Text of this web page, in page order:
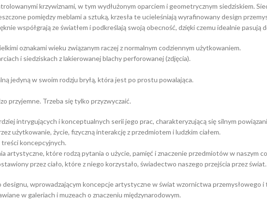
krzywiznami, w tym wydłużonym oparciem i geometrycznym siedziskiem.
pomiędzy meblami a sztuką, krzesła te ucieleśniają wyrafinowany design
współgrają ze światłem i podkreślają swoją obecność, dzięki czemu idealnie
oznakami wieku związanym raczej z normalnym codziennym użytkowaniem.
i siedziskach z lakierowanej blachy perforowanej (zdjęcia).
jedyną w swoim rodzju bryłą, która jest po prostu powalająca.
przyjemne. Trzeba się tylko przyzwyczaić.
intrygujących i konceptualnych serii jego prac, charakteryzującą się silnym
użytkowanie, życie, fizyczną interakcję z przedmiotem i ludzkim ciałem.
treści koncepcyjnych.
artystyczne, które rodzą pytania o użycie, pamięć i znaczenie przedmiotów w naszym
przez ciało, które z niego korzystało, świadectwo naszego przejścia przez świat.
wprowadzającym koncepcje artystyczne w świat wzornictwa przemysłowego i
w galeriach i muzeach o znaczeniu międzynarodowym.